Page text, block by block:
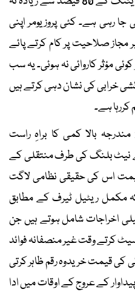
جا رہی ہے۔ کئی پروزیومر اپنی
صلاحیت پر کام کرتے پائے
مؤثر کاروائی نہ ہوئی۔ یہ سب
خرابی کی نشان دہی کرتے ہیں
ہے۔
پروزیومر ریگولیشنز مجریہ 2026 مندرجہ بالا کمی کا براہِ راست
نیٹ بلنگ کی طرف منتقلی کے
اس کی حقیقی نظامی لاگت
مکمل ریٹیل ٹیرف کے مطابق
اخراجات شامل ہوتے ہیں جن
کرتے وقت غیر منصفانہ فوائد
کی قیمت خریدوہ رقم ظاہر کرتی
کے عروج کے اوقات میں ادا